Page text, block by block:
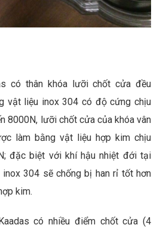
có thân khóa lưỡi chốt cửa đều
vật liệu inox 304 có độ cứng chịu
8000N, lưỡi chốt cửa của khóa vân
làm bằng vật liệu hợp kim chịu
đặc biệt với khí hậu nhiệt đới tại
304 sẽ chống bị han rỉ tốt hơn
kim.
có nhiều điểm chốt cửa (4